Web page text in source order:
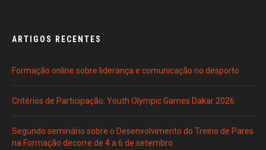
ARTIGOS RECENTES
Formação online sobre liderança e comunicação no desporto
Critérios de Participação: Youth Olympic Games Dakar 2026
Segundo seminário sobre o Desenvolvimento do Treino de Pares
na Formação decorre de 4 a 6 de setembro